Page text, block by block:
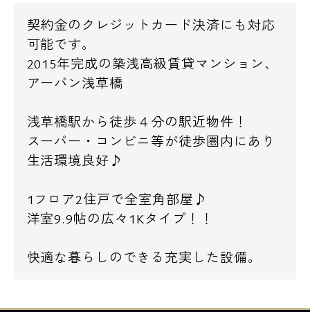
契約金のクレジットカード決済にも対応
可能です。
2015年完成の築浅高級賃貸マンション、
アーバン浅草橋
浅草橋駅から徒歩４分の駅近物件！
スーパー・コンビニ等が徒歩圏内にあり
生活環境良好♪
1フロア2住戸で全室角部屋♪
洋室9.9帖の広々1Kタイプ！！
快適な暮らしのできる充実した設備。